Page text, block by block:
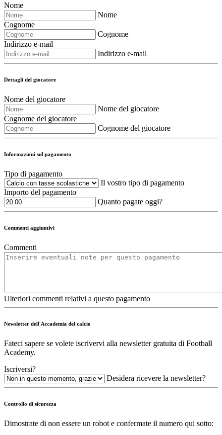
Nome
Nome
Cognome
Cognome
Indirizzo e-mail
Indirizzo e-mail
Dettagli del giocatore
Nome del giocatore
Nome del giocatore
Cognome del giocatore
Cognome del giocatore
Informazioni sul pagamento
Tipo di pagamento
Il vostro tipo di pagamento
Importo del pagamento
Quanto pagate oggi?
Commenti aggiuntivi
Commenti
Ulteriori commenti relativi a questo pagamento
Newsletter dell'Accademia del calcio
Fateci sapere se volete iscrivervi alla newsletter gratuita di Football
Academy.
Iscriversi?
Desidera ricevere la newsletter?
Controllo di sicurezza
Dimostrate di non essere un robot e confermate il numero qui sotto: